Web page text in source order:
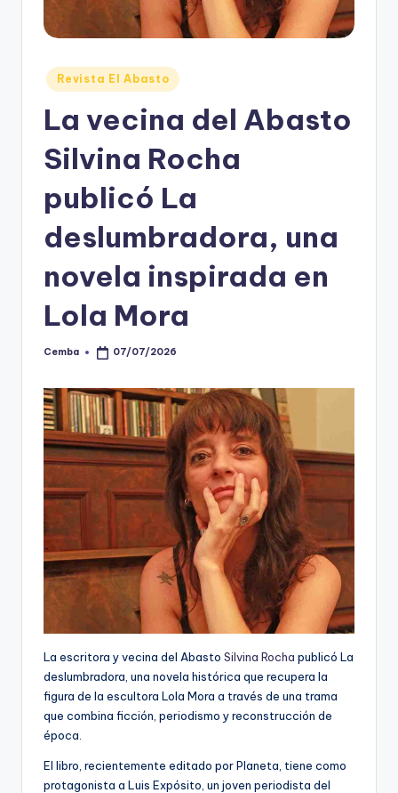
Posted
in
Revista El Abasto
La vecina del Abasto
Silvina Rocha
publicó La
deslumbradora, una
novela inspirada en
Lola Mora
Posted
Cemba 07/07/2026
La escritora y vecina del Abasto Silvina Rocha publicó La
deslumbradora, una novela histórica que recupera la
figura de la escultora Lola Mora a través de una trama
que combina ficción, periodismo y reconstrucción de
época.
El libro, recientemente editado por Planeta, tiene como
protagonista a Luis Expósito, un joven periodista del